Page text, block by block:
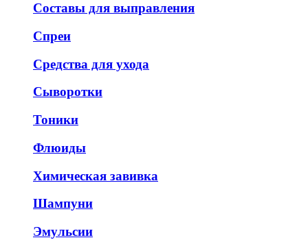
Составы для выправления
Спреи
Средства для ухода
Сыворотки
Тоники
Флюиды
Химическая завивка
Шампуни
Эмульсии